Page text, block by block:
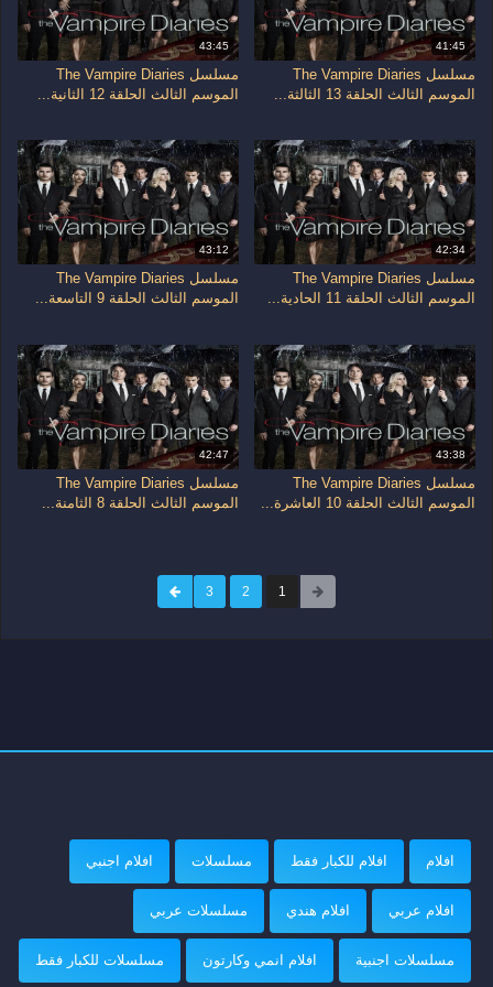
41:45
مسلسل The Vampire Diaries
الموسم الثالث الحلقة 13 الثالثة...
43:45
مسلسل The Vampire Diaries
الموسم الثالث الحلقة 12 الثانية...
42:34
مسلسل The Vampire Diaries
الموسم الثالث الحلقة 11 الحادية...
43:12
مسلسل The Vampire Diaries
الموسم الثالث الحلقة 9 التاسعة...
43:38
مسلسل The Vampire Diaries
الموسم الثالث الحلقة 10 العاشرة...
42:47
مسلسل The Vampire Diaries
الموسم الثالث الحلقة 8 الثامنة...
1
2
3
افلام افلام للكبار فقط مسلسلات افلام اجنبي
افلام عربي افلام هندي مسلسلات عربي
مسلسلات اجنبية افلام انمي وكارتون مسلسلات للكبار فقط